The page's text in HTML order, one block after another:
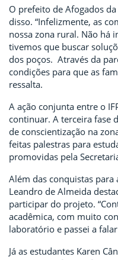
O prefeito de Afogados
disso. “Infelizmente, as
nossa zona rural. Não há
tivemos que buscar
dos poços. Através da
condições para que as
ressalta.
A ação conjunta entre o
continuar. A terceira fase
de conscientização na
feitas palestras para
promovidas pela
Além das conquistas
Leandro de Almeida
participar do projeto.
acadêmica, com muito
laboratório e passei a
Já as estudantes Karen